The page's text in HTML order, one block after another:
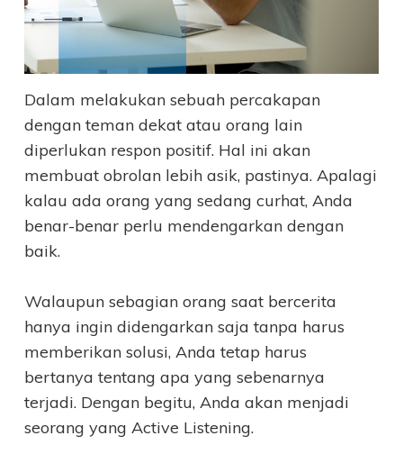
Dalam melakukan sebuah percakapan
dengan teman dekat atau orang lain
diperlukan respon positif. Hal ini akan
membuat obrolan lebih asik, pastinya. Apalagi
kalau ada orang yang sedang curhat, Anda
benar-benar perlu mendengarkan dengan
baik.
Walaupun sebagian orang saat bercerita
hanya ingin didengarkan saja tanpa harus
memberikan solusi, Anda tetap harus
bertanya tentang apa yang sebenarnya
terjadi. Dengan begitu, Anda akan menjadi
seorang yang Active Listening.